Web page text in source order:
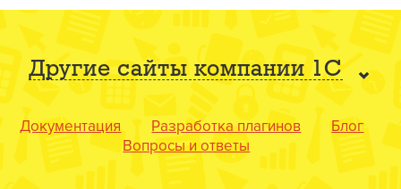
Другие сайты компании 1С
Документация Разработка плагинов
Блог
Вопросы и ответы